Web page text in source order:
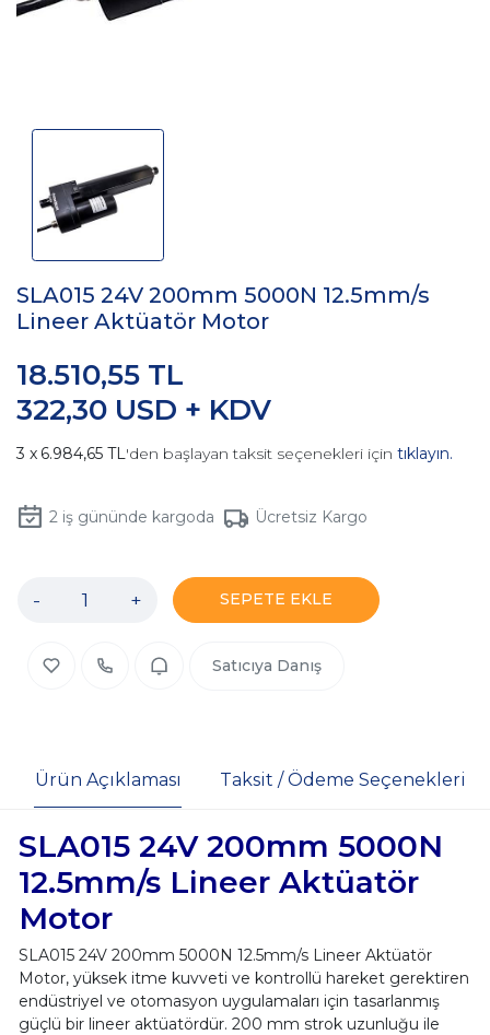
SLA015 24V 200mm 5000N 12.5mm/s
Lineer Aktüatör Motor
322,30 USD + KDV
18.510,55 TL
6.984,65 TL'den başlayan taksit seçenekleri için tıklayın.
2iş gününde kargoda Ücretsiz Kargo
- + SEPETE EKLE
Satıcıya Danış
Ürün Açıklaması Taksit / Ödeme Seçenekleri
SLA015 24V 200mm 5000N
12.5mm/s Lineer Aktüatör
Motor
SLA015 24V 200mm 5000N 12.5mm/s Lineer Aktüatör
Motor, yüksek itme kuvveti ve kontrollü hareket gerektiren
endüstriyel ve otomasyon uygulamaları için tasarlanmış
güçlü bir lineer aktüatördür. 200 mm strok uzunluğu ile